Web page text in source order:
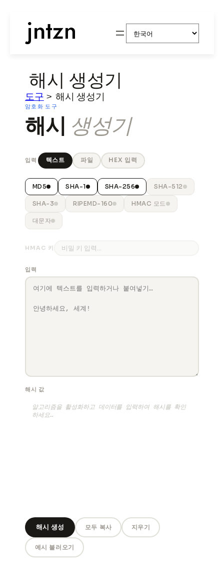
텐
로
가
Choose
a
해시 생성기
도구 > 해시 생성기
암호화 도구
해시 생성기
입력 텍스트 파일 HEX 입력
MD5 SHA-1 SHA-256 SHA-512
SHA-3 RIPEMD-160 HMAC 모드
대문자
HMAC 키
입력
해시 값
알고리즘을 활성화하고 데이터를 입력하여 해시를 확인
하세요…
해시 생성 모두 복사 지우기
예시 불러오기